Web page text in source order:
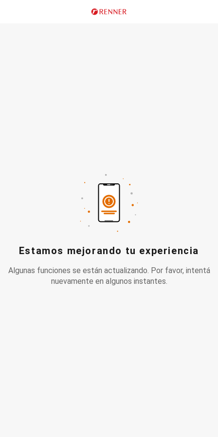
Estamos mejorando tu experiencia
Algunas funciones se están actualizando. Por favor, intentá
nuevamente en algunos instantes.